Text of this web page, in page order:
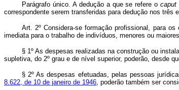
Parágrafo único. A dedução a que se refere ocaput
correspondente serem transferidas para dedução nos três
Art. 2º Considera-se formação profissional, para
imediata para o trabalho de indivíduos, menores ou
§ 1º As despesas realizadas na construção ou
supletiva, do 2º grau e de nível superior, poderão, desde
§ 2º As despesas efetuadas, pelas pessoas
8.622, de 10 de janeiro de 1946, poderão também ser